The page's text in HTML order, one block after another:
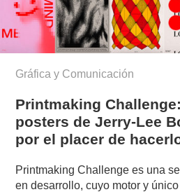
Gráfica y Comunicación
Printmaking
posters de Jerry-Lee
por el placer de
Printmaking Challenge es una
en desarrollo, cuyo motor y